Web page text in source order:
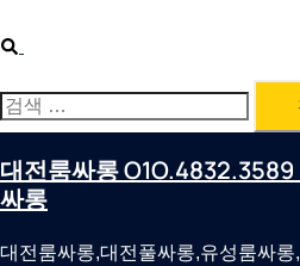
Search
검
색:
대전룸싸롱
싸롱
대전룸싸롱,대전풀싸롱,유성룸싸롱